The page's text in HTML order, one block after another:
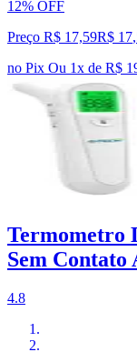
12% OFF
Preço R$ 17,59R$ 17,
no Pix Ou 1x de R$
Termometro
Sem
4.8